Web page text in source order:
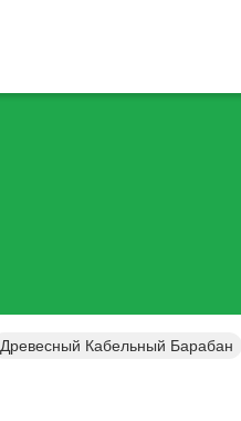
Древесный Кабельный Барабан